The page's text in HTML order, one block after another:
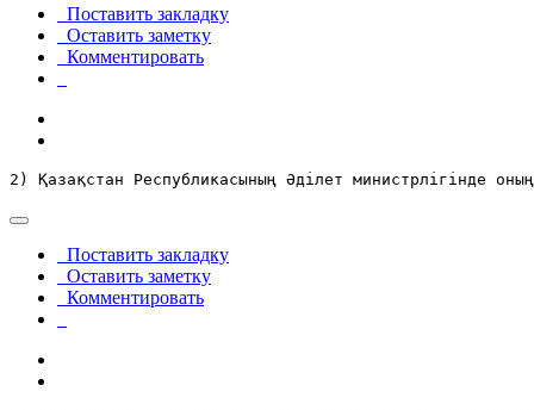
Поставить закладку
Оставить заметку
Комментировать
2) Қазақстан Республикасының Әділет министрлігінде
Поставить закладку
Оставить заметку
Комментировать